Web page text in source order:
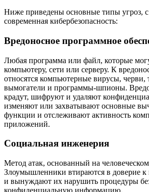
Ниже приведены основные типы угроз,
современная кибербезопасность:
Вредоносное программное
Любая программа или файл, которые
компьютеру, сети или серверу. К
относятся компьютерные вирусы,
вымогатели и программы-шпионы.
крадут, шифруют и удаляют
изменяют или захватывают основные
функции и отслеживают активность
приложений.
Социальная инженерия
Метод атак, основанный на
Злоумышленники втираются в доверие к
и вынуждают их нарушить процедуры